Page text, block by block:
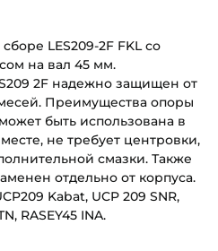
LES209-2F FKL со
на вал 45 мм.
2F надежно защищен от
Преимущества опоры
быть использована в
не требует центровки,
смазки. Также
отдельно от корпуса.
Kabat, UCP 209 SNR,
RASEY45 INA.